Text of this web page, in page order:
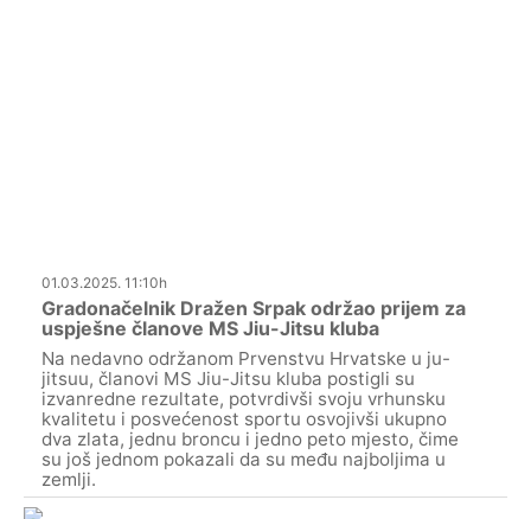
01.03.2025. 11:10h
Gradonačelnik Dražen Srpak održao prijem za
uspješne članove MS Jiu-Jitsu kluba
Na nedavno održanom Prvenstvu Hrvatske u ju-
jitsuu, članovi MS Jiu-Jitsu kluba postigli su
izvanredne rezultate, potvrdivši svoju vrhunsku
kvalitetu i posvećenost sportu osvojivši ukupno
dva zlata, jednu broncu i jedno peto mjesto, čime
su još jednom pokazali da su među najboljima u
zemlji.